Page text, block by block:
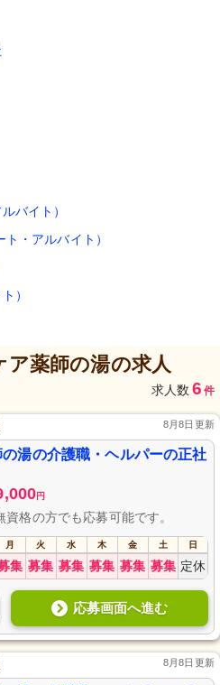
バイト）
・アルバイト）
）
ア薬師の湯の求人
求人数 6 件
8月8日更新
湯の介護職・ヘルパーの正社
円
格の方でも応募可能です。
月 火 水 木 金 土 日
集 募集 募集 募集 募集 募集 定休
応募画面へ進む
8月8日更新